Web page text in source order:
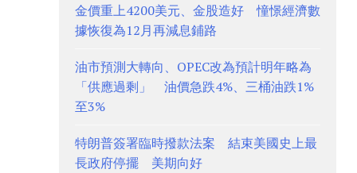
金價重上4200美元、金股造好 憧憬經濟數
據恢復為12月再減息鋪路
油市預測大轉向、OPEC改為預計明年略為
「供應過剩」 油價急跌4%、三桶油跌1%
至3%
特朗普簽署臨時撥款法案 結束美國史上最
長政府停擺 美期向好